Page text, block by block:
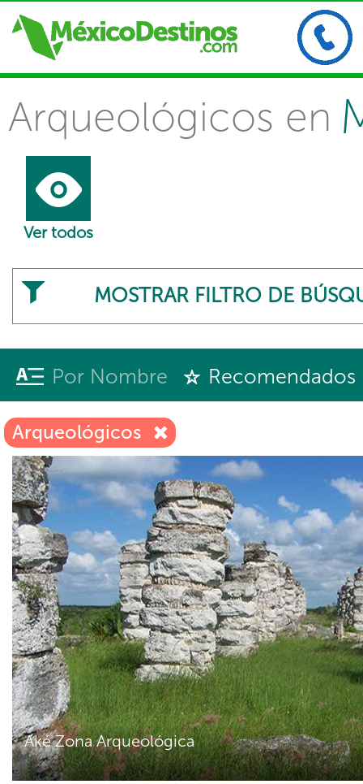
Arqueológicos en
Ver todos
MOSTRAR FILTRO DE
Por Nombre Recomendados
Arqueológicos
Aké Zona Arqueológica